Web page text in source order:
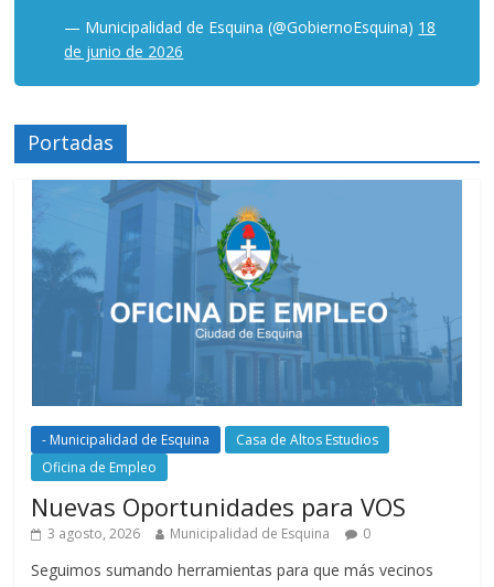
— Municipalidad de Esquina (@GobiernoEsquina) 18
de junio de 2026
Portadas
- Municipalidad de Esquina
Casa de Altos Estudios
Oficina de Empleo
Nuevas Oportunidades para VOS
3 agosto, 2026 Municipalidad de Esquina 0
Seguimos sumando herramientas para que más vecinos